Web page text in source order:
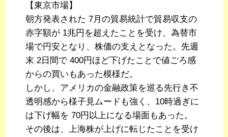
【東京市場】
朝方発表された 7月の貿易統計で貿易収支の
赤字額が 1兆円を超えたことを受け、為替市
場で円安となり、株価の支えとなった。先週
末 2日間で 400円ほど下げたことで値ごろ感
からの買いもあった模様だ。
しかし、アメリカの金融政策を巡る先行き不
透明感から様子見ムードも強く、10時過ぎに
は下げ幅を 70円以上になる場面もあった。
その後は、上海株が上げに転じたことを受け